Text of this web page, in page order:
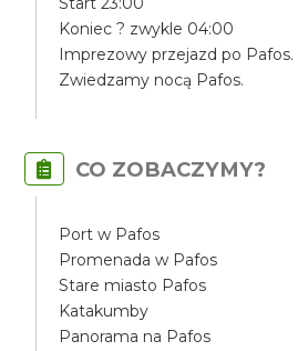
Koniec ? zwykle 04:00
Imprezowy przejazd po Pafos.
Zwiedzamy nocą Pafos.
CO ZOBACZYMY?
Port w Pafos
Promenada w Pafos
Stare miasto Pafos
Katakumby
Panorama na Pafos